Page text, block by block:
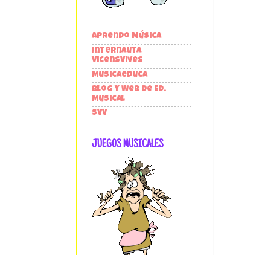
Aprendo Música
Internauta
VicensVives
Musicaeduca
Blog y Web de Ed.
Musical
SVV
JUEGOS MUSICALES